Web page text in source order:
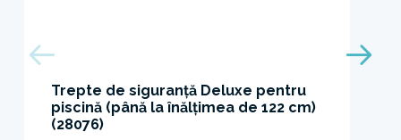
Trepte de siguranță Deluxe pentru
piscină (până la înălțimea de 122 cm)
(28076)